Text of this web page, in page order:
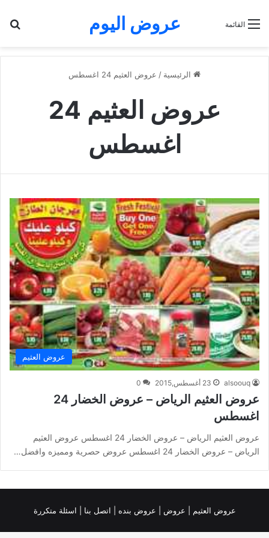
عروض اليوم القائمة
الرئيسية / عروض العثيم 24 اغسطس
عروض العثيم 24
اغسطس
عروض العثيم
alsoouq 23 أغسطس,2015 0
عروض العثيم الرياض – عروض الخضار 24
اغسطس
عروض العثيم الرياض – عروض الخضار 24 اغسطس عروض العثيم
الرياض – عروض الخضار 24 اغسطس عروض حصرية ومميزه وافضل…
عروض العثيم عروض عروض بنده | اتصل بنا | اسئلة متكررة